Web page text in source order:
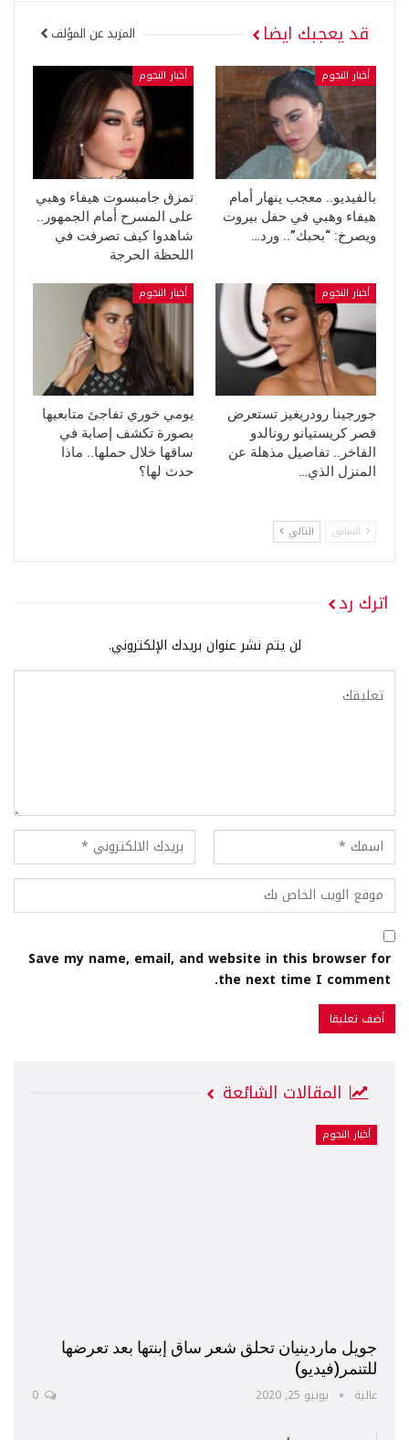
قد يعجبك ايضا المزيد عن المؤلف
أخبار النجوم
بالفيديو.. معجب ينهار أمام
هيفاء وهبي في حفل بيروت
ويصرخ: “بحبك”.. ورد…
أخبار النجوم
تمزق جامبسوت هيفاء وهبي
على المسرح أمام الجمهور..
شاهدوا كيف تصرفت في
اللحظة الحرجة
أخبار النجوم
جورجينا رودريغيز تستعرض
قصر كريستيانو رونالدو
الفاخر.. تفاصيل مذهلة عن
المنزل الذي…
أخبار النجوم
يومي خوري تفاجئ متابعيها
بصورة تكشف إصابة في
ساقها خلال حملها.. ماذا
حدث لها؟
السابق التالي
اترك رد
لن يتم نشر عنوان بريدك الإلكتروني.
Save my name, email, and website in this browser for
the next time I comment.
المقالات الشائعة
أخبار النجوم
جويل ماردينيان تحلق شعر ساق إبنتها بعد تعرضها
للتنمر(فيديو)
عالية يونيو 25, 2020